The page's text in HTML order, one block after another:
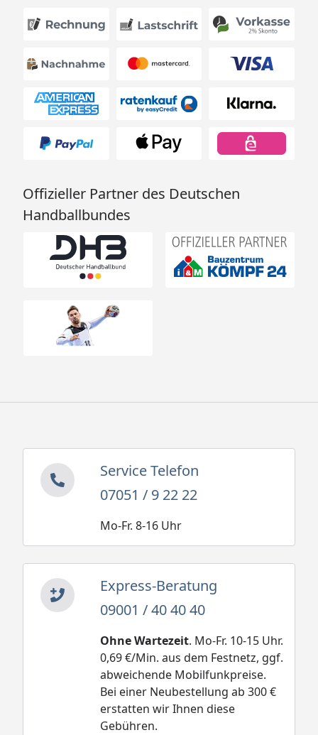
Offizieller Partner des Deutschen
Handballbundes
Service Telefon
07051 / 9 22 22
Mo-Fr. 8-16 Uhr
Express-Beratung
09001 / 40 40 40
Ohne Wartezeit. Mo-Fr. 10-15 Uhr.
0,69 €/Min. aus dem Festnetz, ggf.
abweichende Mobilfunkpreise.
Bei einer Neubestellung ab 300 €
erstatten wir Ihnen diese
Gebühren.